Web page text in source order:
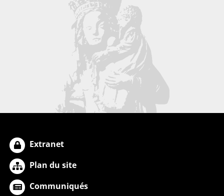
Extranet
Plan du site
Communiqués